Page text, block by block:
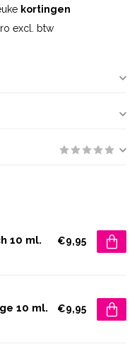
kortingen
excl. btw
10 ml. €9,95
10 ml. €9,95